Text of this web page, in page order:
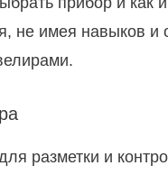
не имея навыков и
разметки и